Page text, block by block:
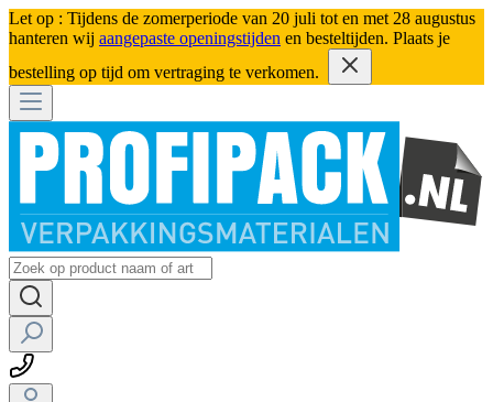
Let op : Tijdens de zomerperiode van 20 juli tot en met 28 augustus
hanteren wij aangepaste openingstijden en besteltijden. Plaats je
bestelling op tijd om vertraging te verkomen.